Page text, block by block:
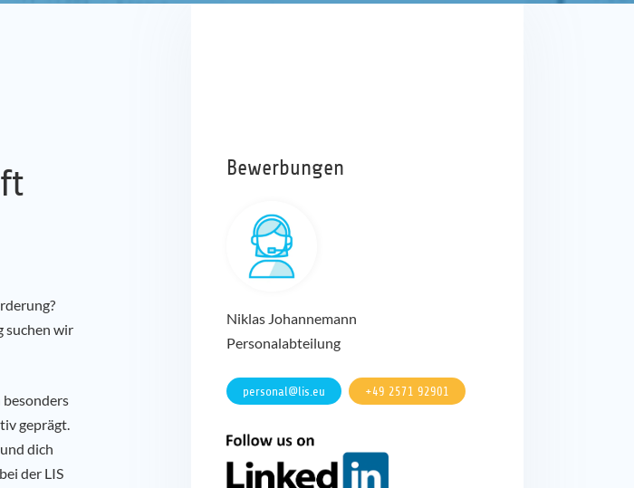
WPF (m/w/d)
suchen wir
geprägt.
dich
der LIS
Bewerbungen
Niklas Johannemann
Personalabteilung
personal@lis.eu +49 2571 92901